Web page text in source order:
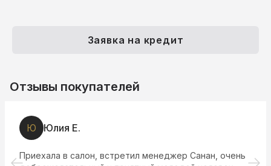
Заявка на кредит
Отзывы покупателей
Ю Юлия Е.
Приехала в салон, встретил менеджер Санан, очень